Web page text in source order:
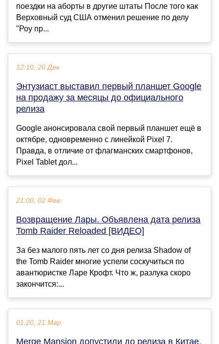
поездки на аборты в другие штаты После того как
Верховный суд США отменил решение по делу
"Роу пр...
12:10, 20 Дек
Энтузиаст выставил первый планшет Google
на продажу за месяцы до официального
релиза
Google анонсировала свой первый планшет ещё в
октябре, одновременно с линейкой Pixel 7.
Правда, в отличие от флагманских смартфонов,
Pixel Tablet дол...
21:00, 02 Фев
Возвращение Лары. Объявлена дата релиза
Tomb Raider Reloaded [ВИДЕО]
За без малого пять лет со дня релиза Shadow of
the Tomb Raider многие успели соскучиться по
авантюристке Ларе Крофт. Что ж, разлука скоро
закончится:...
01:20, 21 Мар
Merge Mansion допустили до релиза в Китае,